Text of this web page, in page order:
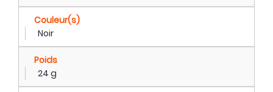
Couleur(s)
Noir
Poids
24 g